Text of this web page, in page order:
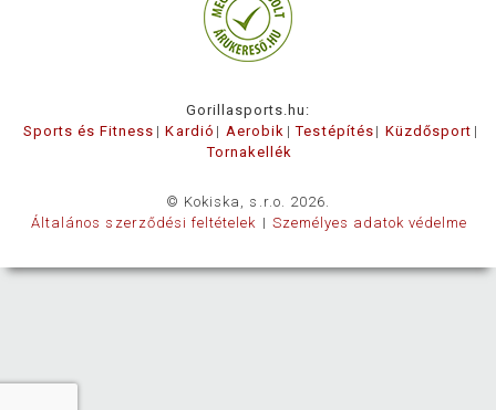
Gorillasports.hu:
Sports és Fitness
Kardió Aerobik Testépítés
Küzdősport
Tornakellék
© Kokiska, s.r.o. 2026.
Általános szerződési feltételek
Személyes adatok védelme